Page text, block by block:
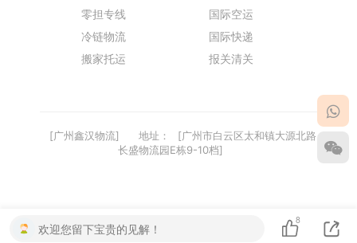
零担专线
冷链物流
搬家托运
国际空运
国际快递
报关清关
[广州鑫汉物流] 地址：
[广州市白云区太和镇大源北路
长盛物流园E栋9-10档]
欢迎您留下宝贵的见解！
8